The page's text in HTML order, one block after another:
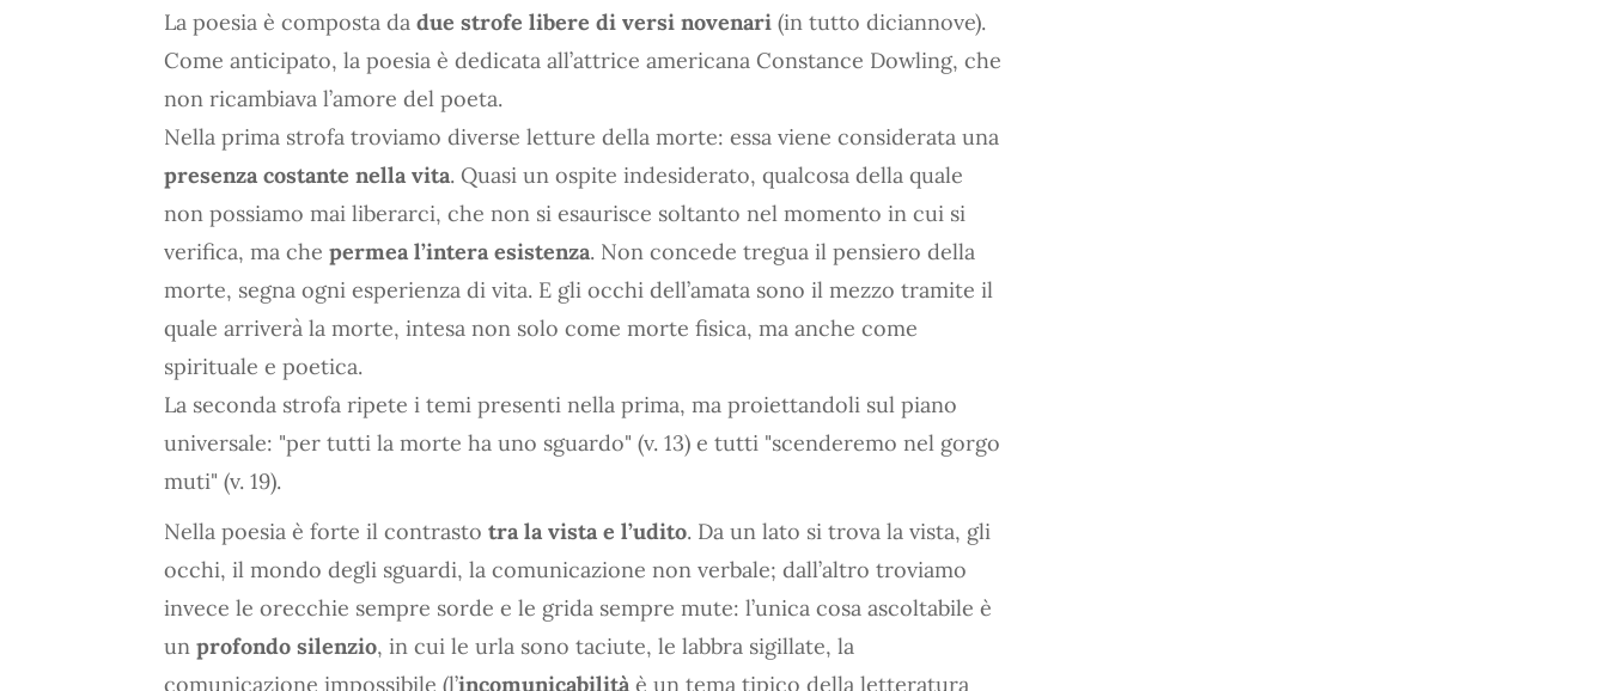
La poesia è composta da due strofe libere di versi novenari (in tutto diciannove).
Come anticipato, la poesia è dedicata all’attrice americana Constance Dowling, che
non ricambiava l’amore del poeta.
Nella prima strofa troviamo diverse letture della morte: essa viene considerata una
presenza costante nella vita. Quasi un ospite indesiderato, qualcosa della quale
non possiamo mai liberarci, che non si esaurisce soltanto nel momento in cui si
verifica, ma che permea l’intera esistenza. Non concede tregua il pensiero della
morte, segna ogni esperienza di vita. E gli occhi dell’amata sono il mezzo tramite il
quale arriverà la morte, intesa non solo come morte fisica, ma anche come
spirituale e poetica.
La seconda strofa ripete i temi presenti nella prima, ma proiettandoli sul piano
universale: "per tutti la morte ha uno sguardo" (v. 13) e tutti "scenderemo nel gorgo
muti" (v. 19).
Nella poesia è forte il contrasto tra la vista e l’udito. Da un lato si trova la vista, gli
occhi, il mondo degli sguardi, la comunicazione non verbale; dall’altro troviamo
invece le orecchie sempre sorde e le grida sempre mute: l’unica cosa ascoltabile è
un profondo silenzio, in cui le urla sono taciute, le labbra sigillate, la
comunicazione impossibile (l’incomunicabilità è un tema tipico della letteratura